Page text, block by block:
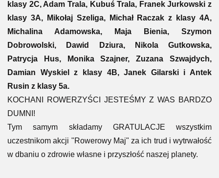
klasy 2C, Adam Trala, Kubuś Trala, Franek Jurkowski z
klasy 3A, Mikołaj Szeliga, Michał Raczak z klasy 4A,
Michalina Adamowska, Maja Bienia, Szymon
Dobrowolski, Dawid Dziura, Nikola Gutkowska,
Patrycja Hus, Monika Szajner, Zuzana Szwajdych,
Damian Wyskiel z klasy 4B, Janek Gilarski i Antek
Rusin z klasy 5a.
KOCHANI ROWERZYŚCI JESTEŚMY Z WAS BARDZO
DUMNI!
Tym samym składamy GRATULACJE wszystkim
uczestnikom akcji "Rowerowy Maj" za ich trud i wytrwałość
w dbaniu o zdrowie własne i przyszłość naszej planety.